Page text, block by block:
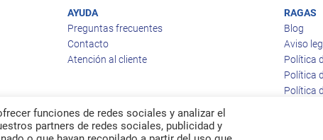
AYUDA
Preguntas frecuentes
Contacto
Atención al cliente
RAGAS
Blog
Aviso
Política
Política
Política
funciones de redes sociales y analizar el
partners de redes sociales, publicidad y